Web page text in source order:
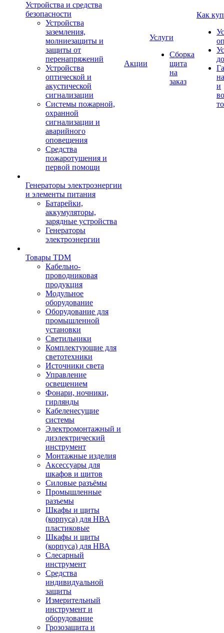
Устройства и средства
безопасности
Устройства
заземления,
молниезащиты и
защиты от
перенапряжений
Устройства
оптической и
акустической
сигнализации
Системы пожарной,
охранной
сигнализации и
аварийного
оповещения
Средства
пожаротушения и
первой помощи
Генераторы электроэнергии
и элементы питания
Батарейки,
аккумуляторы,
зарядные устройства
Генераторы
электроэнергии
Товары TDM
Кабельно-
проводниковая
продукция
Модульное
оборудование
Оборудование для
промышленной
установки
Светильники
Комплектующие для
светотехники
Источники света
Управление
освещением
Фонари, ночники,
гирлянды
Кабеленесущие
системы
Электромонтажный и
диэлектрический
инструмент
Монтажные изделия
Аксессуары для
шкафов и щитов
Силовые разъёмы
Промышленные
разъемы
Шкафы и щиты
(корпуса) для НВА
пластиковые
Шкафы и щиты
(корпуса) для НВА
Слесарный
инструмент
Средства
индивидуальной
защиты
Измерительный
инструмент и
оборудование
Грозозащита и
Акции
Услуги
Сборка
щита
на
заказ
Как
и